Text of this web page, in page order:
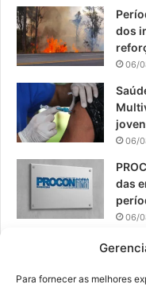
Para fornecer as melhores
dos
06/
06/
das
06/